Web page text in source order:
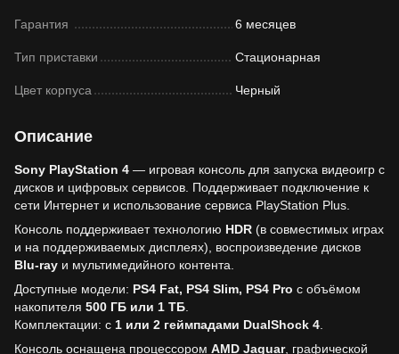
Гарантия 6 месяцев
Тип приставки Стационарная
Цвет корпуса Черный
Описание
Sony PlayStation 4 — игровая консоль для запуска видеоигр с
дисков и цифровых сервисов. Поддерживает подключение к
сети Интернет и использование сервиса PlayStation Plus.
Консоль поддерживает технологию HDR (в совместимых играх
и на поддерживаемых дисплеях), воспроизведение дисков
Blu-ray и мультимедийного контента.
Доступные модели: PS4 Fat, PS4 Slim, PS4 Pro с объёмом
накопителя 500 ГБ или 1 ТБ
Комплектации: с 1 или 2 геймпадами DualShock 4
Консоль оснащена процессором AMD Jaguar, графической